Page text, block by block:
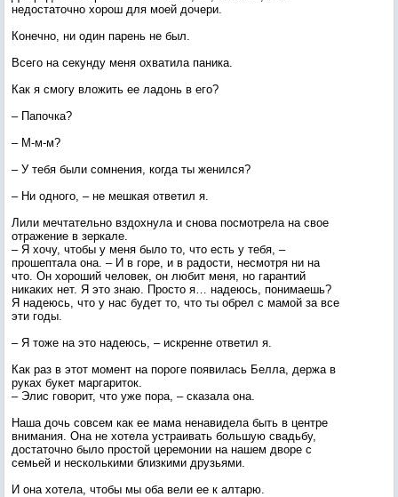
недостаточно хорош для моей дочери.
Конечно, ни один парень не был.
Всего на секунду меня охватила паника.
Как я смогу вложить ее ладонь в его?
– Папочка?
– М-м-м?
– У тебя были сомнения, когда ты женился?
– Ни одного, – не мешкая ответил я.
Лили мечтательно вздохнула и снова посмотрела на свое
отражение в зеркале.
– Я хочу, чтобы у меня было то, что есть у тебя, –
прошептала она. – И в горе, и в радости, несмотря ни на
что. Он хороший человек, он любит меня, но гарантий
никаких нет. Я это знаю. Просто я… надеюсь, понимаешь?
Я надеюсь, что у нас будет то, что ты обрел с мамой за все
эти годы.
– Я тоже на это надеюсь, – искренне ответил я.
Как раз в этот момент на пороге появилась Белла, держа в
руках букет маргариток.
– Элис говорит, что уже пора, – сказала она.
Наша дочь совсем как ее мама ненавидела быть в центре
внимания. Она не хотела устраивать большую свадьбу,
достаточно было простой церемонии на нашем дворе с
семьей и несколькими близкими друзьями.
И она хотела, чтобы мы оба вели ее к алтарю.